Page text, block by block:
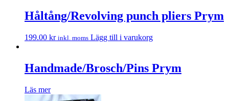
Håltång/Revolving punch pliers Prym
199.00 kr inkl. moms Lägg till i varukorg
Handmade/Brosch/Pins Prym
Läs mer